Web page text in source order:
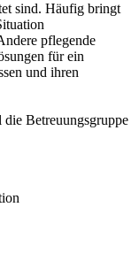
sind. Häufig bringt
pflegende
für ein
und ihren
Betreuungsgruppe